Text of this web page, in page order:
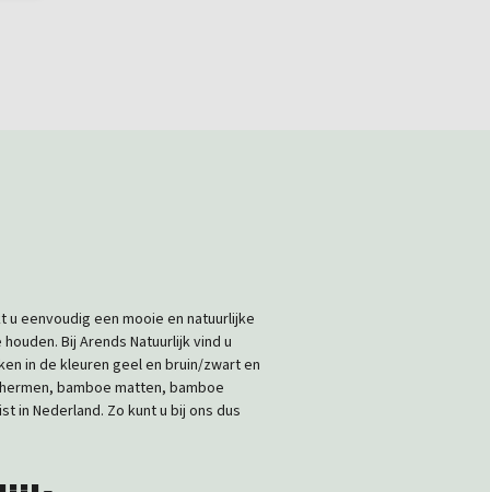
u eenvoudig een mooie en natuurlijke
Bij Arends Natuurlijk vind u
in de kleuren geel en bruin/zwart en
bamboe matten, bamboe
in Nederland. Zo kunt u bij ons dus